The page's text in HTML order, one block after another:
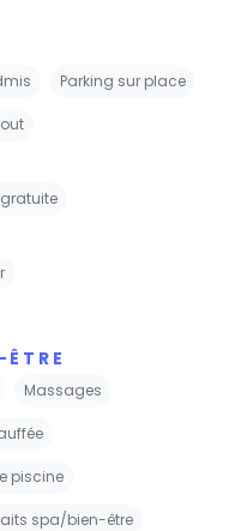
Parking sur place
Massages
piscine
spa/bien-être